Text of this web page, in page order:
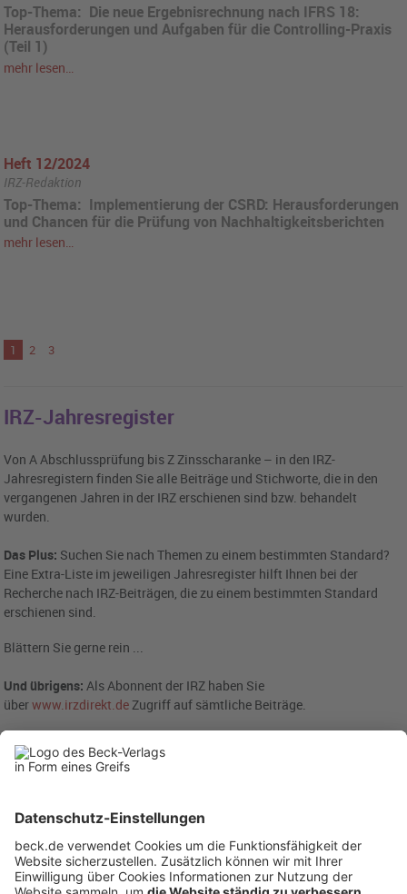
Top-Thema: Die neue Ergebnisrechnung nach IFRS 18:
Herausforderungen und Aufgaben für die Controlling-Praxis
(Teil 1)
mehr lesen…
Heft 12/2024
IRZ-Redaktion
Top-Thema: Implementierung der CSRD: Herausforderungen
und Chancen für die Prüfung von Nachhaltigkeitsberichten
mehr lesen…
1 2 3
IRZ-Jahresregister
Von A Abschlussprüfung bis Z Zinsscharanke – in den IRZ-
Jahresregistern finden Sie alle Beiträge und Stichworte, die in den
vergangenen Jahren in der IRZ erschienen sind bzw. behandelt
wurden.
Das Plus: Suchen Sie nach Themen zu einem bestimmten Standard?
Eine Extra-Liste im jeweiligen Jahresregister hilft Ihnen bei der
Recherche nach IRZ-Beiträgen, die zu einem bestimmten Standard
erschienen sind.
Blättern Sie gerne rein ...
Und übrigens: Als Abonnent der IRZ haben Sie
überwww.irzdirekt.de Zugriff auf sämtliche Beiträge.
Jahresregister 2018,IRZ-Jahresregister 2017
Jahresregister 2013,IRZ-Jahresregister 2012,IRZ-Jahresregister
2011,IRZ-Jahresregister 2010,IRZ-Jahresregister 2009,IRZ-